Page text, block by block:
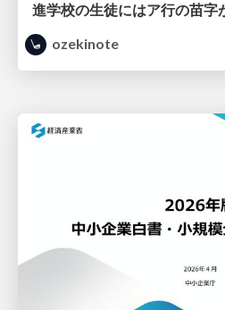
進学校の生徒にはア行の苗字
ozekinote